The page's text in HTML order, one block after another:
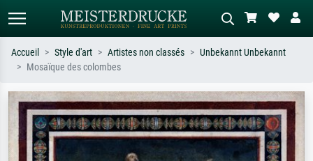
Recherchez par artiste, titre ou style –
ex. Monet, Nuit étoilée,
impressionnisme, vague de Hokusai,
nu.
Décrivez la scène – ex. prairie verte,
abstrait avec beaucoup de rouge,
tableau sombre, nu debout près d'un
arbre.
Accueil Style d'art Artistes non classés
Unbekannt Unbekannt
Mosaïque des colombes